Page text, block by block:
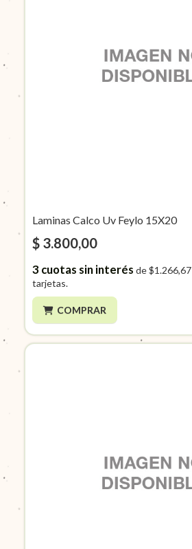
Laminas Calco Uv Feylo 15X20
$ 3.800,00
3cuotas sin interés de$1.266,67
tarjetas.
COMPRAR